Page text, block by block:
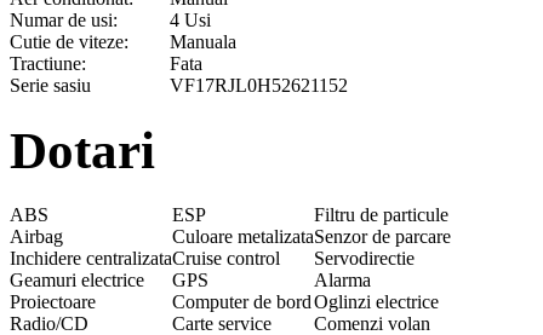
Numar de usi:
4 Usi
Cutie de viteze:
Manuala
Tractiune:
Fata
Serie sasiu
VF17RJL0H52621152
Dotari
ABS ESP
Filtru de particule
Airbag
Culoare metalizataSenzor de parcare
Inchidere centralizataCruise control
Servodirectie
Geamuri electrice
GPS
Alarma
Proiectoare
Computer de bordOglinzi electrice
Radio/CD
Carte service Comenzi volan